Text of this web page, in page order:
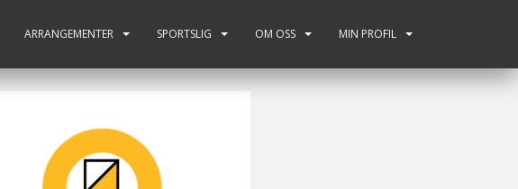
ARRANGEMENTER SPORTSLIG OM OSS MIN PROFIL